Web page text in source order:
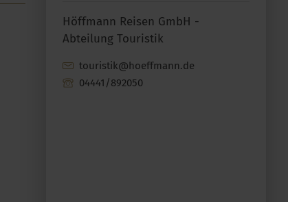
Höffmann Reisen GmbH -
Abteilung Touristik
touristik@hoeffmann.de
04441/892050